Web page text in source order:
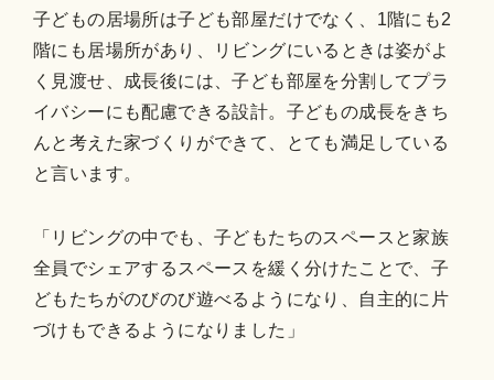
子どもの居場所は子ども部屋だけでなく、1階にも2
階にも居場所があり、リビングにいるときは姿がよ
く見渡せ、成長後には、子ども部屋を分割してプラ
イバシーにも配慮できる設計。子どもの成長をきち
んと考えた家づくりができて、とても満足している
と言います。
「リビングの中でも、子どもたちのスペースと家族
全員でシェアするスペースを緩く分けたことで、子
どもたちがのびのび遊べるようになり、自主的に片
づけもできるようになりました」